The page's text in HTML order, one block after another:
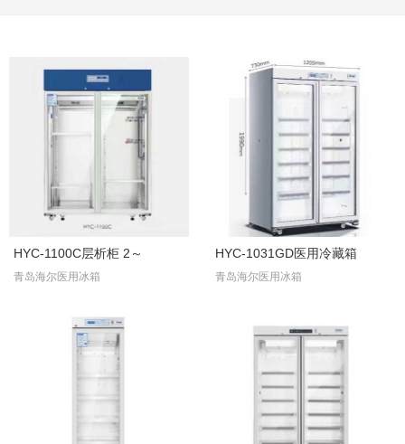
HYC-1100C层析柜 2～
青岛海尔医用冰箱
HYC-1031GD医用冷藏箱
青岛海尔医用冰箱